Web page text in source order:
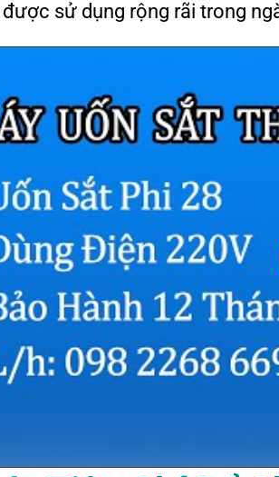
sử dụng rộng rãi trong